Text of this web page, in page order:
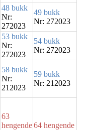
48 bukk
Nr:
272023
49 bukk
Nr: 272023
53 bukk
Nr:
272023
54 bukk
Nr: 272023
58 bukk
Nr:
212023
59 bukk
Nr: 212023
63
hengende64 hengende